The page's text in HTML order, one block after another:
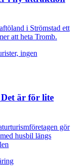
i Strömstad ett
att heta Tromb.
är för lite
gör
husbil längs